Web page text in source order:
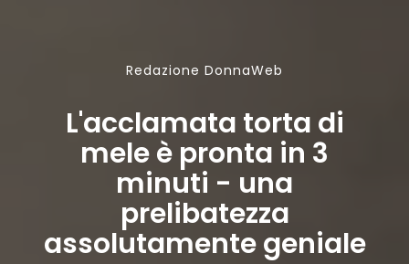
Redazione DonnaWeb
L'acclamata torta di
mele è pronta in 3
minuti - una
prelibatezza
assolutamente geniale